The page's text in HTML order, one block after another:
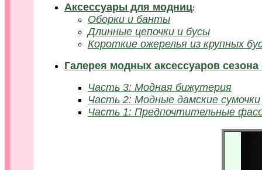
Аксессуары для модниц:
Оборки и банты
Длинные цепочки и бусы
Короткие ожерелья из крупных
Галерея модных аксессуаров сезона
Часть 3: Модная бижутерия
Часть 2: Модные дамские сумочки
Часть 1: Предпочтительные